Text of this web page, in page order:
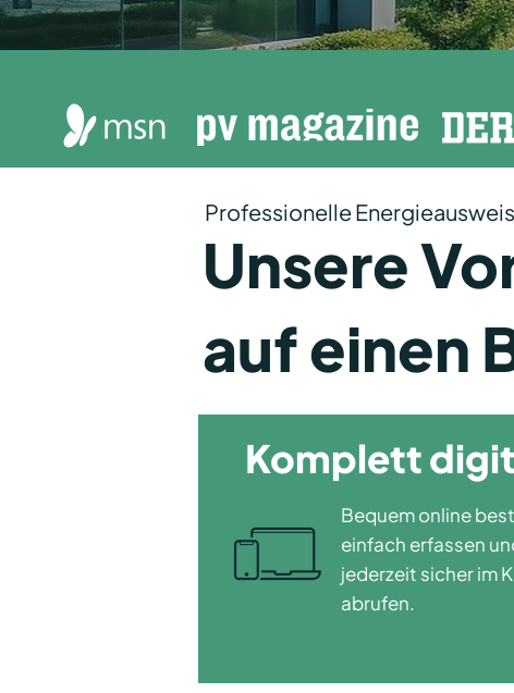
Unsere
auf einen
Professionelle
Komplett
Bequem online
einfach erfassen
jederzeit sicher im
abrufen.